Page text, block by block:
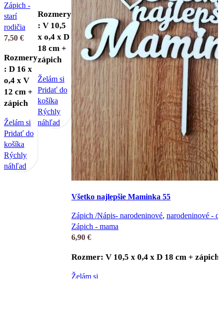
Zápich -
starí
rodičia
7,50 €
Rozmery
: D 16 x
o,4 x V
12 cm +
zápich
Želám si
Pridať do
košíka
Rýchly
náhľad
Rozmery
: V 10,5
x o,4 x D
18 cm +
zápich
Želám si
Pridať do
košíka
Rýchly
náhľad
Všetko najlepšie Maminka 55
Zápich /Nápis- narodeninové, narodeninové -
Zápich - mama
6,90 €
Rozmer: V 10,5 x 0,4 x D 18 cm + zápich
Želám si